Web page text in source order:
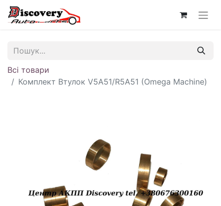
Всі товари
Комплект Втулок V5A51/R5A51 (Omega Machine)